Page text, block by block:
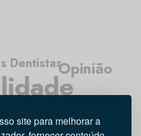
site para melhorar a
DentistasOpinião
Tecnologia